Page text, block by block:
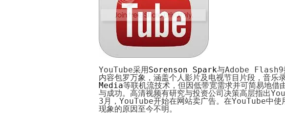
他
智
能
网
店
YouTube采用Sorenson Spark与Adobe Flash9
内容包罗万象，涵盖个人影片及电视节目片段，音乐
Media等联机流技术，但因低带宽需求并可简易地借
与成功。高清视频有研究与投资公司决策高层指出
3月， YouTube开始在网站卖广告。在YouTube中使
现象的原因至今不明。